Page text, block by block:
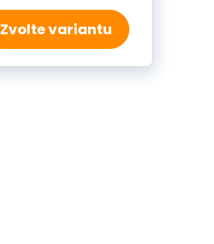
Zvolte variantu